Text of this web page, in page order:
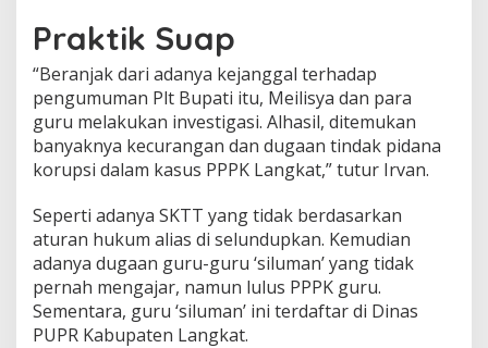
Praktik Suap
“Beranjak dari adanya kejanggal terhadap
pengumuman Plt Bupati itu, Meilisya dan para
guru melakukan investigasi. Alhasil, ditemukan
banyaknya kecurangan dan dugaan tindak pidana
korupsi dalam kasus PPPK Langkat,” tutur Irvan.
Seperti adanya SKTT yang tidak berdasarkan
aturan hukum alias di selundupkan. Kemudian
adanya dugaan guru-guru ‘siluman’ yang tidak
pernah mengajar, namun lulus PPPK guru.
Sementara, guru ‘siluman’ ini terdaftar di Dinas
PUPR Kabupaten Langkat.